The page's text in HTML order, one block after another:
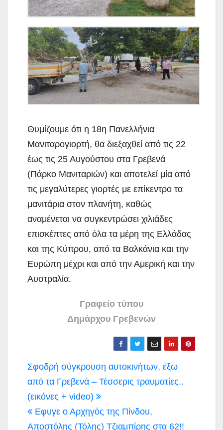
Θυμίζουμε ότι η 18η Πανελλήνια
Μανιταρογιορτή, θα διεξαχθεί από τις 22
έως τις 25 Αυγούστου στα Γρεβενά
(Πάρκο Μανιταριών) και αποτελεί μία από
τις μεγαλύτερες γιορτές με επίκεντρο τα
μανιτάρια στον πλανήτη, καθώς
αναμένεται να συγκεντρώσει χιλιάδες
επισκέπτες από όλα τα μέρη της Ελλάδας
και της Κύπρου, από τα Βαλκάνια και την
Ευρώπη μέχρι και από την Αμερική και την
Αυστραλία.
Γραφείο τύπου
Δημάρχου Γρεβενών
Πλοήγηση
άρθρων
Σφοδρή σύγκρουση αυτοκινήτων, έξω
από τα Γρεβενά – Τέσσερις τραυματίες..
(εικόνες + video)
Εφυγε ο Αρχηγός της Πίνδου,
Αποστόλης (Τόλης) Τζιαμπίρης στα 62!!